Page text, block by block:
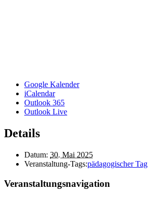
Google Kalender
iCalendar
Outlook 365
Outlook Live
Details
Datum: 30. Mai 2025
Veranstaltung-Tags:pädagogischer Tag
Veranstaltungsnavigation